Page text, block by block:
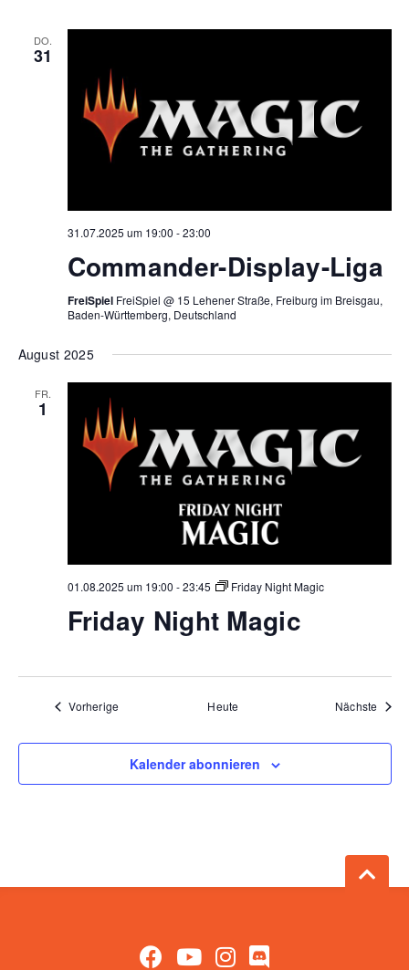
DO.
31
31.07.2025 um 19:00 -23:00
Commander-Display-Liga
FreiSpiel FreiSpiel @ 15 Lehener Straße, Freiburg im Breisgau,
Baden-Württemberg, Deutschland
August 2025
FR.
1
01.08.2025 um 19:00 -23:45 Friday Night Magic
Friday Night Magic
Vorherige Heute Nächste
Kalender abonnieren